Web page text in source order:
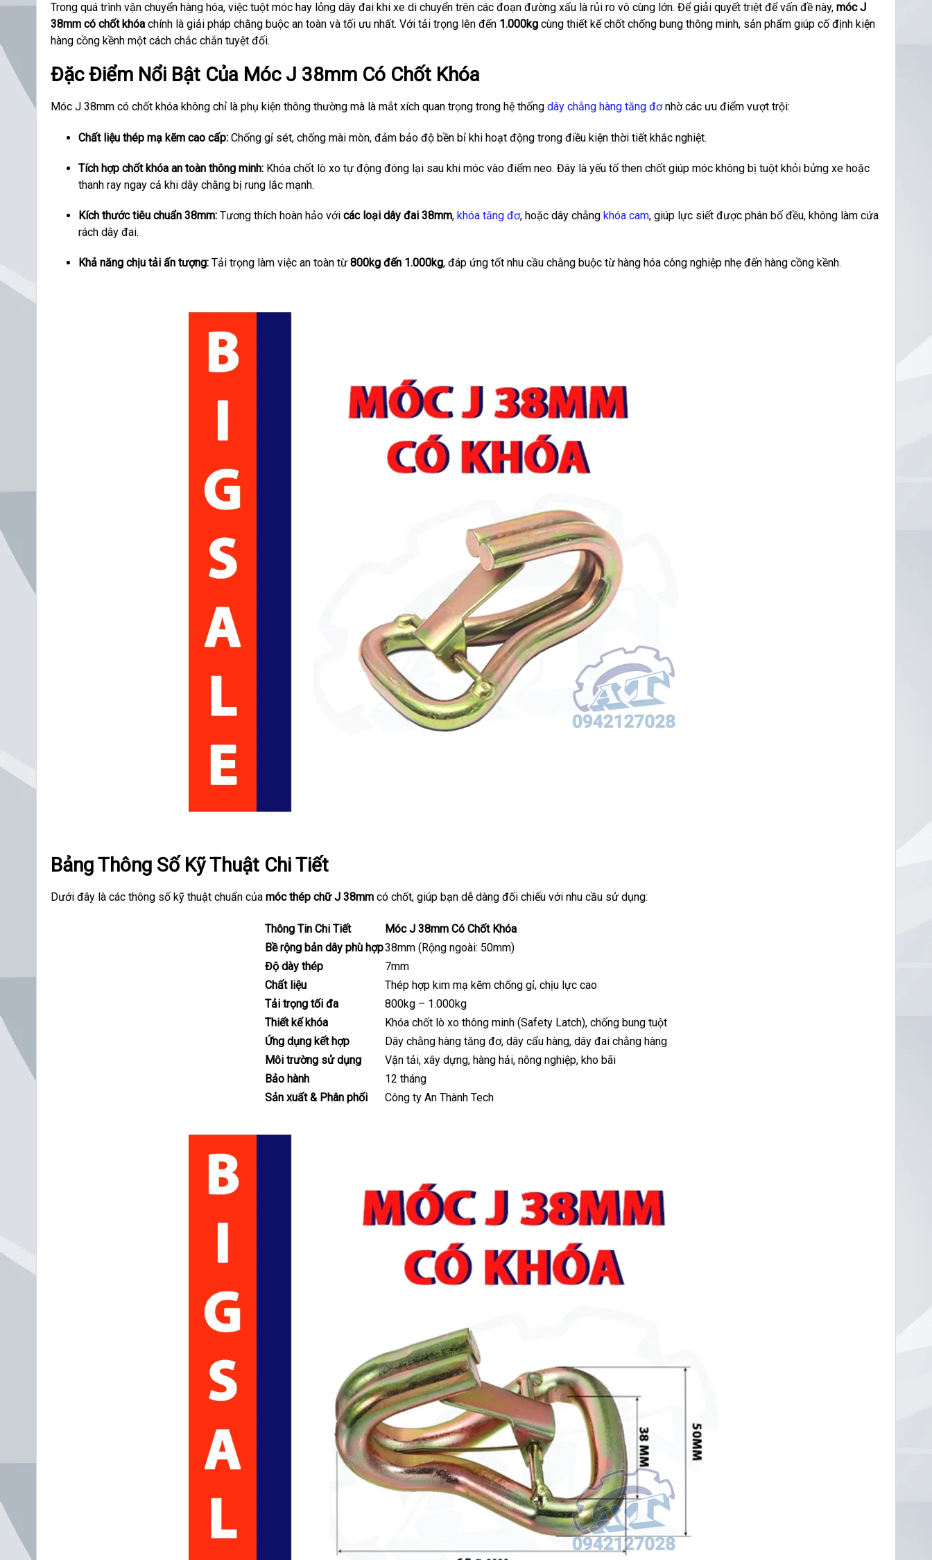
Trong quá trình vận chuyển hàng hóa, việc tuột móc hay lỏng dây đai khi xe di chuyển trên các đoạn đường xấu là rủi ro vô cùng lớn. Để giải quyết triệt để vấn đề này, móc J
38mm có chốt khóa chính là giải pháp chằng buộc an toàn và tối ưu nhất. Với tải trọng lên đến 1.000kg cùng thiết kế chốt chống bung thông minh, sản phẩm giúp cố định kiện
hàng cồng kềnh một cách chắc chắn tuyệt đối.
Đặc Điểm Nổi Bật Của Móc J 38mm Có Chốt Khóa
Móc J 38mm có chốt khóa không chỉ là phụ kiện thông thường mà là mắt xích quan trọng trong hệ thống dây chằng hàng tăng đơnhờ các ưu điểm vượt trội:
Chất liệu thép mạ kẽm cao cấp: Chống gỉ sét, chống mài mòn, đảm bảo độ bền bỉ khi hoạt động trong điều kiện thời tiết khắc nghiệt.
Tích hợp chốt khóa an toàn thông minh: Khóa chốt lò xo tự động đóng lại sau khi móc vào điểm neo. Đây là yếu tố then chốt giúp móc không bị tuột khỏi bửng xe hoặc
thanh ray ngay cả khi dây chằng bị rung lắc mạnh.
Kích thước tiêu chuẩn 38mm: Tương thích hoàn hảo với các loại dây đai 38mm, khóa tăng đơ, hoặc dây chằng khóa cam, giúp lực siết được phân bố đều, không làm cứa
rách dây đai.
Khả năng chịu tải ấn tượng: Tải trọng làm việc an toàn từ 800kg đến 1.000kg, đáp ứng tốt nhu cầu chằng buộc từ hàng hóa công nghiệp nhẹ đến hàng cồng kềnh.
Bảng Thông Số Kỹ Thuật Chi Tiết
Dưới đây là các thông số kỹ thuật chuẩn của móc thép chữ J 38mm có chốt, giúp bạn dễ dàng đối chiếu với nhu cầu sử dụng:
Thông Tin Chi Tiết
Móc J 38mm Có Chốt Khóa
Bề rộng bản dây phù hợp38mm (Rộng ngoài: 50mm)
Độ dày thép
7mm
Chất liệu
Thép hợp kim mạ kẽm chống gỉ, chịu lực cao
Tải trọng tối đa
800kg – 1.000kg
Thiết kế khóa
Khóa chốt lò xo thông minh (Safety Latch), chống bung tuột
Ứng dụng kết hợp
Dây chằng hàng tăng đơ, dây cẩu hàng, dây đai chằng hàng
Môi trường sử dụng
Vận tải, xây dựng, hàng hải, nông nghiệp, kho bãi
Bảo hành
12 tháng
Sản xuất & Phân phối
Công ty An Thành Tech